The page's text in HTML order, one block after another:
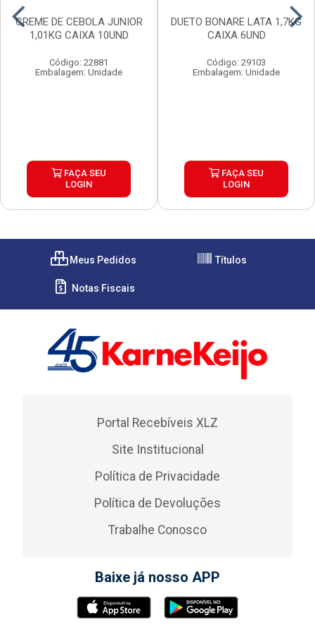
CREME DE CEBOLA JUNIOR
1,01KG CAIXA 10UND
Código: 22881
Embalagem: Unidade
FAÇA SEU
LOGIN
DUETO BONARE LATA 1,7KG
CAIXA 6UND
Código: 29103
Embalagem: Unidade
FAÇA SEU
LOGIN
Meus Pedidos Títulos
Notas Fiscais
Portal Recebíveis XLZ
Site Institucional
Política de Privacidade
Política de Devoluções
Trabalhe Conosco
Baixe já nosso APP